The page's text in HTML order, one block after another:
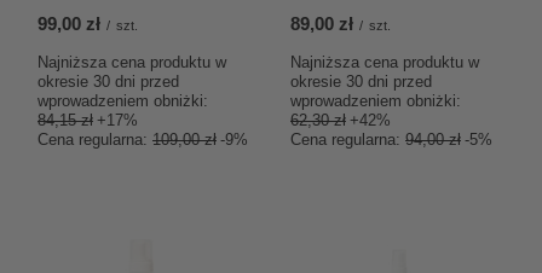
99,00 zł / szt.
Najniższa cena produktu w
okresie 30 dni przed
wprowadzeniem obniżki:
84,15 zł +17%
Cena regularna: 109,00 zł -9%
89,00 zł / szt.
Najniższa cena produktu w
okresie 30 dni przed
wprowadzeniem obniżki:
62,30 zł +42%
Cena regularna: 94,00 zł -5%